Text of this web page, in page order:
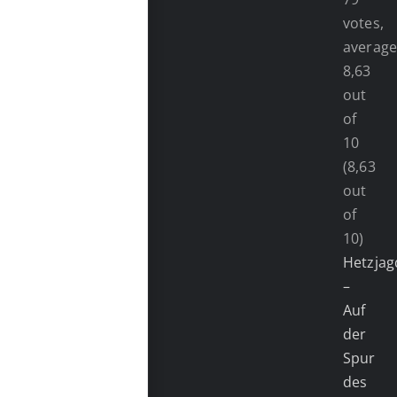
(8,63
out
of
10)
–
Auf
der
Spur
des